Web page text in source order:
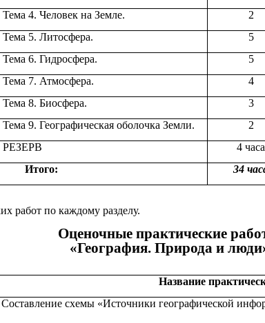
Тема 4. Человек на Земле. 2
Тема 5. Литосфера. 5
Тема 6. Гидросфера. 5
Тема 7. Атмосфера. 4
Тема 8. Биосфера. 3
Тема 9. Географическая оболочка Земли. 2
РЕЗЕРВ
4 часа
Итого:
34
работ по каждому разделу.
Оценочные практические
«География. Природа и
Название
Составление схемы «Источники географической